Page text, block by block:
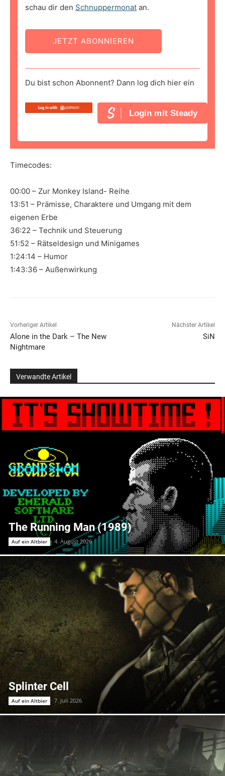
schau dir den Schnuppermonat an.
JETZT ABONNIEREN
Du bist schon Abonnent? Dann log dich hier ein
Login mit Steady
Timecodes:
00:00 – Zur Monkey Island- Reihe
13:51 – Prämisse, Charaktere und Umgang mit dem
eigenen Erbe
36:22 – Technik und Steuerung
51:52 – Rätseldesign und Minigames
1:24:14 – Humor
1:43:36 – Außenwirkung
Vorheriger Artikel
Alone in the Dark – The New
Nightmare
Nächster Artikel
SiN
Verwandte Artikel
The Running Man (1989)
Auf ein Altbier 4. August 2026
Splinter Cell
Auf ein Altbier 7. Juli 2026